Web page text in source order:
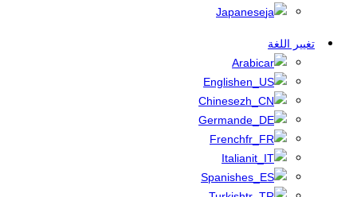
Japanese
تغيير اللغة
Arabic
English
Chinese
German
French
Italian
Spanish